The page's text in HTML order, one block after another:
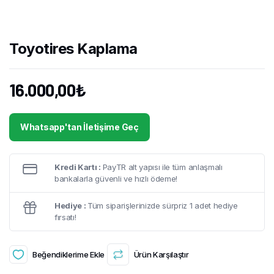
Toyotires Kaplama
16.000,00₺
Whatsapp'tan İletişime Geç
Kredi Kartı : PayTR alt yapısı ile tüm anlaşmalı
bankalarla güvenli ve hızlı ödeme!
Hediye : Tüm siparişlerinizde sürpriz 1 adet hediye
fırsatı!
Beğendiklerime Ekle Ürün Karşılaştır